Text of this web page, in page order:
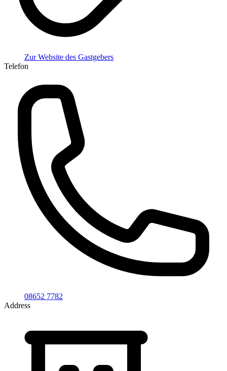
Zur Website des Gastgebers
Telefon
08652 7782
Address